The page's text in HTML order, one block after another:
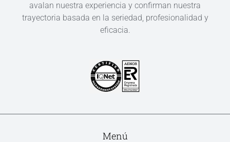
avalan nuestra experiencia y confirman nuestra
trayectoria basada en la seriedad, profesionalidad y
eficacia.
Menú